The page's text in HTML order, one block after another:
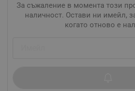
За съжаление в момента този
наличност. Остави ни имейл,
когато отново е